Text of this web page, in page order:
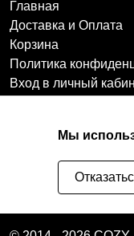
Главная
Доставка и Оплата
Корзина
Политика
Вход в личный
Мы